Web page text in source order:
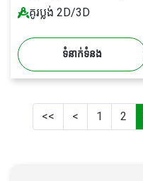
គូរប្លង់ 2D/3D
ទំនាក់ទំនង
<< < 1 2